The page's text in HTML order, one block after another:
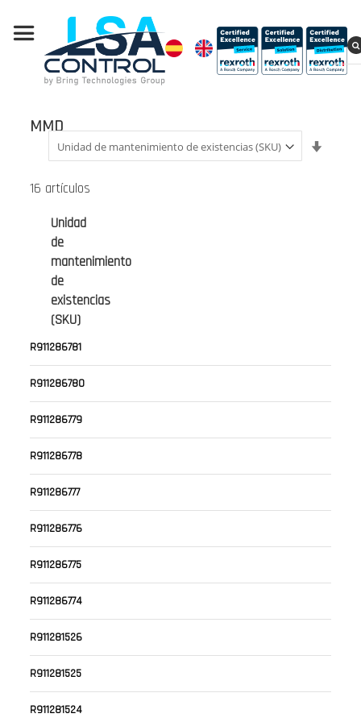
MMD
16 artículos
Unidad
de
mantenimiento
de
existencias
(SKU)
R911286781
R911286780
R911286779
R911286778
R911286777
R911286776
R911286775
R911286774
R911281526
R911281525
R911281524